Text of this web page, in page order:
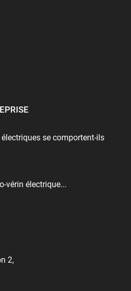
se comportent-ils
vérin électrique...
2,